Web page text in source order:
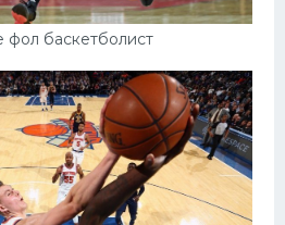
фол баскетболист